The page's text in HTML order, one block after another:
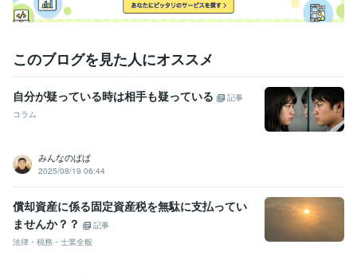
このブログを見た人にオススメ
自分が疑っている時は相手も疑っている
記事
コラム
みんなのぱぱ
2025/08/19 06:44
償却資産に係る固定資産税を無駄に支払ってい
ませんか？？
記事
法律・税務・士業全般